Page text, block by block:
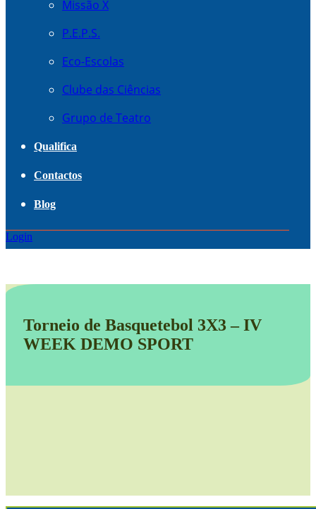
Missão X
P.E.P.S.
Eco-Escolas
Clube das Ciências
Grupo de Teatro
Qualifica
Contactos
Blog
Login
Torneio de Basquetebol 3X3 – IV
WEEK DEMO SPORT